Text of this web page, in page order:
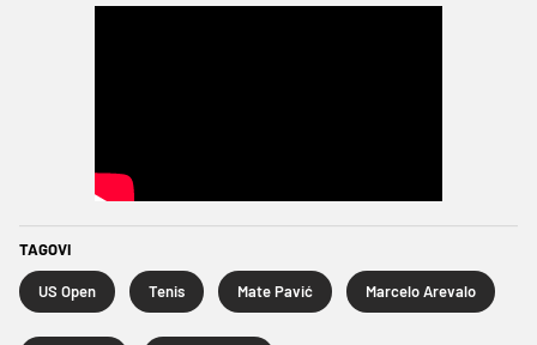
TAGOVI
US Open Tenis Mate Pavić Marcelo Arevalo